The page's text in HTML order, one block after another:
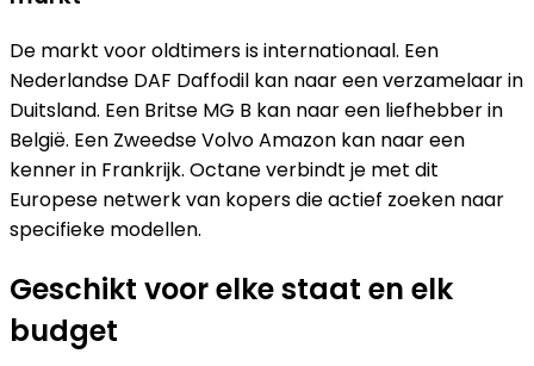
De markt voor oldtimers is internationaal. Een
Nederlandse DAF Daffodil kan naar een verzamelaar in
Duitsland. Een Britse MG B kan naar een liefhebber in
België. Een Zweedse Volvo Amazon kan naar een
kenner in Frankrijk. Octane verbindt je met dit
Europese netwerk van kopers die actief zoeken naar
specifieke modellen.
Geschikt voor elke staat en elk
budget